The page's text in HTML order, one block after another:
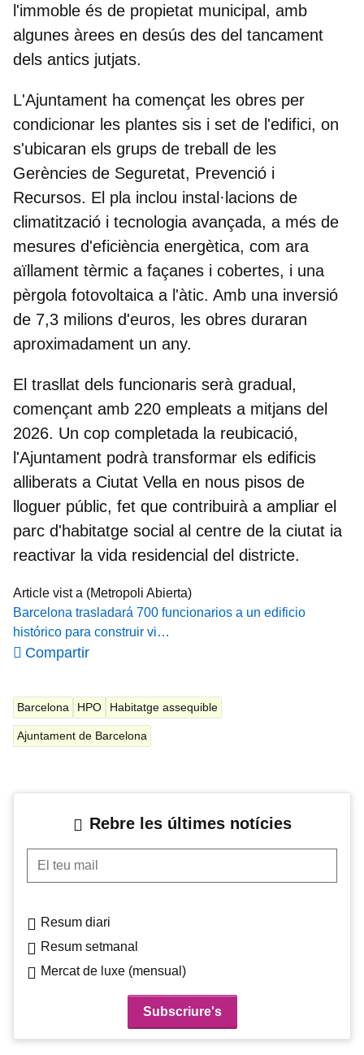
l'immoble és de propietat municipal, amb
algunes àrees en desús des del tancament
dels antics jutjats.
L'Ajuntament ha començat les obres per
condicionar les plantes sis i set de l'edifici, on
s'ubicaran els grups de treball de les
Gerències de Seguretat, Prevenció i
Recursos. El pla inclou instal·lacions de
climatització i tecnologia avançada, a més de
mesures d'eficiència energètica, com ara
aïllament tèrmic a façanes i cobertes, i una
pèrgola fotovoltaica a l'àtic. Amb una inversió
de 7,3 milions d'euros, les obres duraran
aproximadament un any.
El trasllat dels funcionaris serà gradual,
començant amb 220 empleats a mitjans del
2026. Un cop completada la reubicació,
l'Ajuntament podrà transformar els edificis
alliberats a Ciutat Vella en nous pisos de
lloguer públic, fet que contribuirà a ampliar el
parc d'habitatge social al centre de la ciutat ia
reactivar la vida residencial del districte.
Article vist a (Metropoli Abierta)
Barcelona trasladará 700 funcionarios a un edificio
histórico para construir vi…
Compartir
Barcelona HPO Habitatge assequible
Ajuntament de Barcelona
Rebre les últimes notícies
El teu mail
Resum diari
Resum setmanal
Mercat de luxe (mensual)